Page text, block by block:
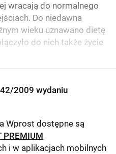
wracają do normalnego
Do niedawna
wieku uznawano dietę
do nich także życie
42/2009 wydaniu
Wprost dostępne są
PREMIUM
i w aplikacjach mobilnych